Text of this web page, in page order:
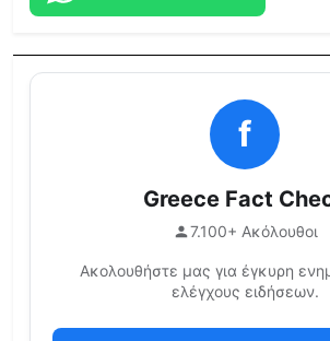
f
Greece Fact
7.100+ Ακόλουθοι
Ακολουθήστε μας για έγκυρη
ελέγχους ειδήσεων.